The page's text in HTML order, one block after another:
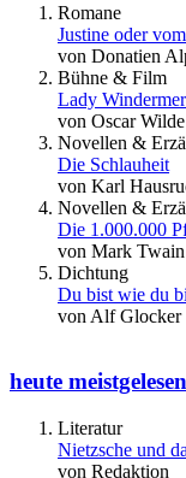
Romane
Justine oder
von Donatien
Bühne & Film
Lady
von Oscar Wilde
Novellen &
Die Schlauheit
von Karl
Novellen &
Die 1.000.000
von Mark Twain
Dichtung
Du bist wie du
von Alf Glocker
heute
Literatur
Nietzsche und
von Redaktion